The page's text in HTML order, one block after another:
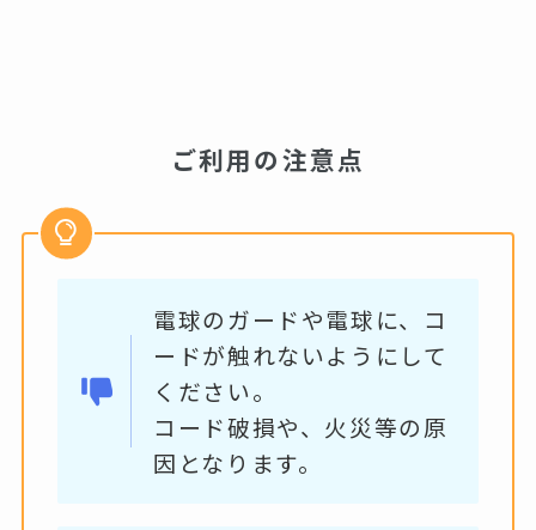
ご利用の注意点
電球のガードや電球に、コ
ードが触れないようにして
ください。
コード破損や、火災等の原
因となります。